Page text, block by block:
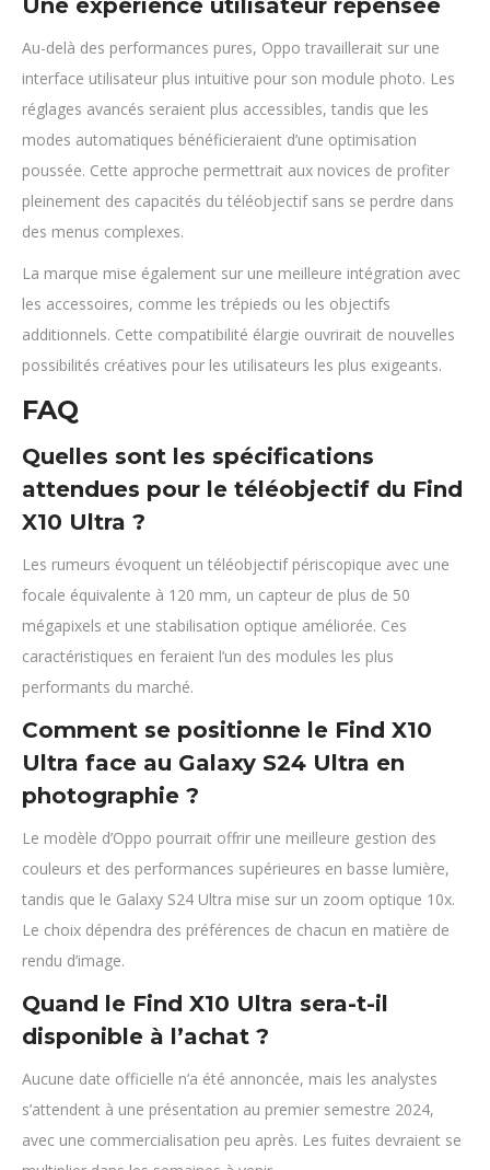
Au-delà des performances pures, Oppo travaillerait sur une
interface utilisateur plus intuitive pour son module photo. Les
réglages avancés seraient plus accessibles, tandis que les
modes automatiques bénéficieraient d’une optimisation
poussée. Cette approche permettrait aux novices de profiter
pleinement des capacités du téléobjectif sans se perdre dans
des menus complexes.
La marque mise également sur une meilleure intégration avec
les accessoires, comme les trépieds ou les objectifs
additionnels. Cette compatibilité élargie ouvrirait de nouvelles
possibilités créatives pour les utilisateurs les plus exigeants.
FAQ
Quelles sont les spécifications
attendues pour le téléobjectif du Find
X10 Ultra ?
Les rumeurs évoquent un téléobjectif périscopique avec une
focale équivalente à 120 mm, un capteur de plus de 50
mégapixels et une stabilisation optique améliorée. Ces
caractéristiques en feraient l’un des modules les plus
performants du marché.
Comment se positionne le Find X10
Ultra face au Galaxy S24 Ultra en
photographie ?
Le modèle d’Oppo pourrait offrir une meilleure gestion des
couleurs et des performances supérieures en basse lumière,
tandis que le Galaxy S24 Ultra mise sur un zoom optique 10x.
Le choix dépendra des préférences de chacun en matière de
rendu d’image.
Quand le Find X10 Ultra sera-t-il
disponible à l’achat ?
Aucune date officielle n’a été annoncée, mais les analystes
s’attendent à une présentation au premier semestre 2024,
avec une commercialisation peu après. Les fuites devraient se